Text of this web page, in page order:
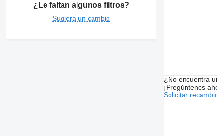
¿Le faltan algunos filtros?
Sugiera un cambio
¿No encuentra
¡Pregúntenos
Solicitar